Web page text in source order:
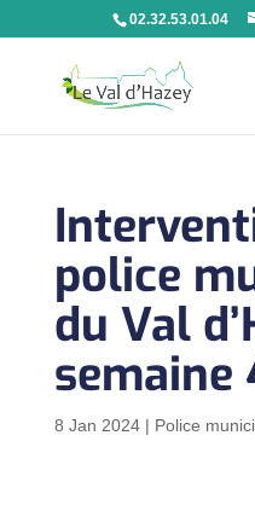
02.32.53.01.04
police
du Val
semaine
8 Jan 2024| Police